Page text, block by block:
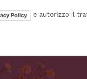
Policy e autorizzo il